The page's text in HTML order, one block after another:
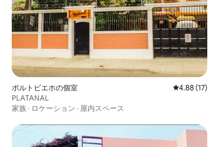
ポルトビエホの個室 レビュー17
4.88 (17)
PLATANAL
家族 · ロケーション · 屋内スペース